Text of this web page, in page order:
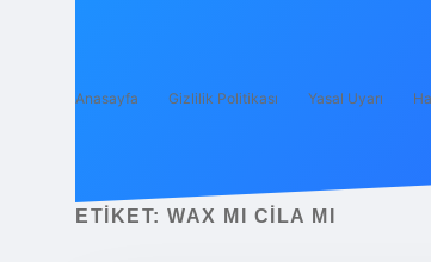
Anasayfa Gizlilik Politikası Yasal Uyarı
ETIKET: WAX MI CILA MI